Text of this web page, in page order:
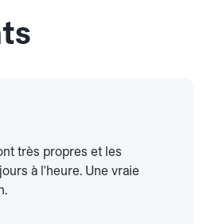
très propres et les
à l'heure. Une vraie